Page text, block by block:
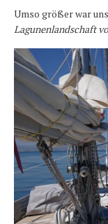
Umso größer war
Lagunenlandschaft